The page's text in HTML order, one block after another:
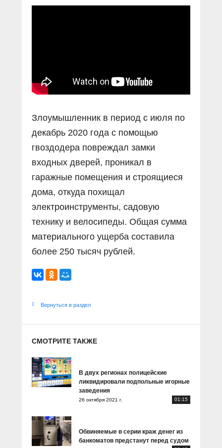
Социальные ролики
Злоумышленник в период с июля по
декабрь 2020 года с помощью
гвоздодера повреждал замки
входных дверей, проникал в
гаражные помещения и строящиеся
дома, откуда похищал
электроинструменты, садовую
технику и велосипеды. Общая сумма
материального ущерба составила
более 250 тысяч рублей.
Вернуться в раздел
СМОТРИТЕ ТАКЖЕ
В двух регионах полицейские
ликвидировали подпольные игорные
заведения
26 октября 2021 г. 01:15
Обвиняемые в серии краж денег из
банкоматов предстанут перед судом